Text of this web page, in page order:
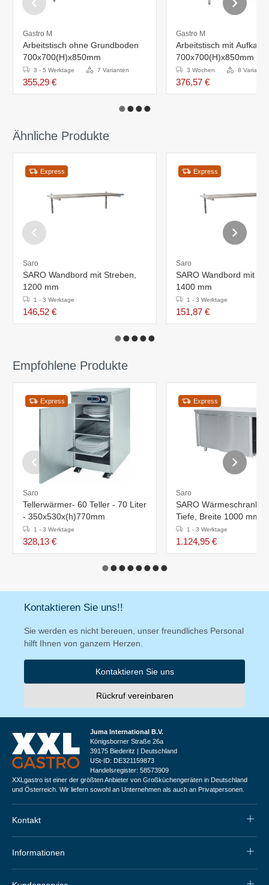
Gastro M
Arbeitstisch ohne Grundboden
700x700(H)x850mm
3 - 5 Werktage 7 Varianten
355,29 €
Gastro M
Arbeitstisch mit
700x700(H)x850mm
3 Wochen 8 Varianten
376,57 €
Ähnliche Produkte
Express
Saro
SARO Wandbord mit Streben,
1200 mm
1 - 3 Werktage
146,52 €
Express
Saro
SARO Wandbord mit
1400 mm
1 - 3 Werktage
151,87 €
Empfohlene Produkte
Express
Saro
Tellerwärmer- 60 Teller - 70 Liter
- 350x530x(h)770mm
1 - 3 Werktage
328,13 €
Express
Saro
SARO Wärmeschrank -
Tiefe, Breite 1000 mm
1 - 3 Werktage
1.124,95 €
Kontaktieren Sie uns!!
Sie werden es nicht bereuen, unser freundliches Personal
hilft Ihnen von ganzem Herzen.
Kontaktieren Sie uns
Rückruf vereinbaren
Juma International B.V.
Königsborner Straße 26a
39175 Biederitz | Deutschland
USt-ID: DE321159873
Handelsregister: 58573909
XXLgastro ist einer der größten Anbieter von Großküchengeräten in Deutschland
und Österreich. Wir liefern sowohl an Unternehmen als auch an Privatpersonen.
Kontakt
Informationen